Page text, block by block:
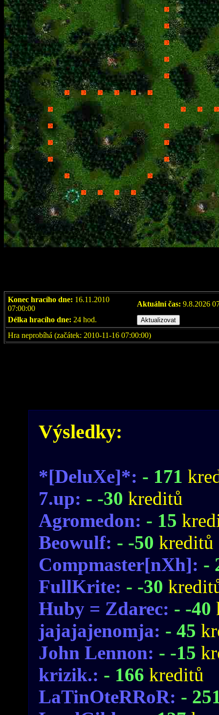
Konec hracího dne: 16.11.2010
07:00:00
Aktuální čas: 9.8.2026
Délka hracího dne: 24 hod.
Hra neprobíhá (začátek: 2010-11-16 07:00:00)
Výsledky:
*[DeluXe]*: - 171
7.up: - -30 kreditů
Agromedon: - 15
Beowulf: - -50 kreditů
Compmaster[nXh]: -
FullKrite: - -30
Huby = Zdarec: - -40
jajajajenomja: - 45
John Lennon: - -15
krizik.: - 166 kreditů
LaTinOteRRoR: -